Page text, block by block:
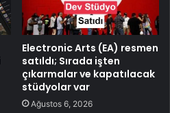
Electronic Arts (EA) resmen
satıldı; Sırada işten
çıkarmalar ve kapatılacak
stüdyolar var
Ağustos 6, 2026